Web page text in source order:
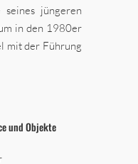
jüngeren
in den 1980er
mit der Führung
und Objekte